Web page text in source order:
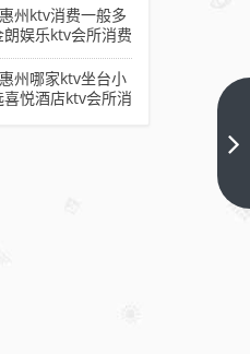
州ktv消费一般多
娱乐ktv会所消费
州哪家ktv坐台小
悦酒店ktv会所消